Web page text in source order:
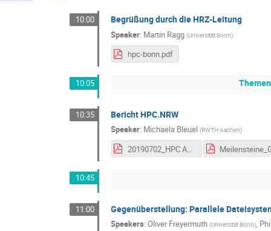
10:00 Begrüßung durch die HRZ-Leitung
Speaker: Martin Ragg (Universität Bonn)
hpc-bonn.pdf
10:05
10:35 Bericht HPC.NRW
Speaker: Michaela Bleuel (RWTH Aachen)
20190702_HPC Admintag.pdf
10:45
11:00 Gegenüberstellung: Parallele
Speakers:Oliver Freyermuth (Universität Bonn),